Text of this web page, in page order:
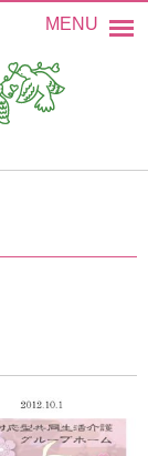
MENU